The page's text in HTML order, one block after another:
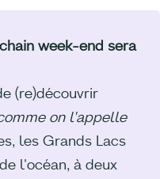
week-end sera
(re)découvrir
on l'appelle
les Grands Lacs
l'océan, à deux